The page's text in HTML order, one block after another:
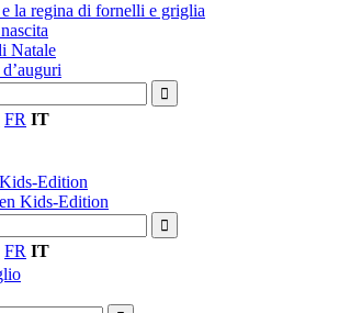
la regina di fornelli e griglia
Natale
FR IT
Edition
Kids-Edition
FR IT